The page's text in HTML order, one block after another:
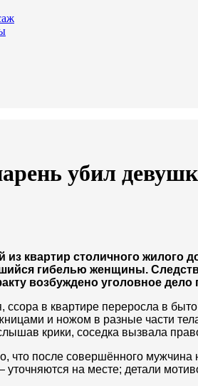
убил
квартир столичного жилого
гибелью женщины.
возбуждено уголовное дело
ссора в квартире переросла в
и ножом в разные части
крики, соседка вызвала
что после совершённого
на месте; детали